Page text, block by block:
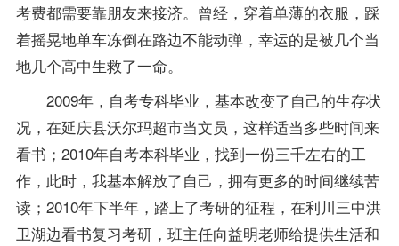
考费都需要靠朋友来接济。曾经，穿着单薄的衣服，踩
着摇晃地单车冻倒在路边不能动弹，幸运的是被几个当
地几个高中生救了一命。
2009年，自考专科毕业，基本改变了自己的生存状
况，在延庆县沃尔玛超市当文员，这样适当多些时间来
看书；2010年自考本科毕业，找到一份三千左右的工
作，此时，我基本解放了自己，拥有更多的时间继续苦
读；2010年下半年，踏上了考研的征程，在利川三中洪
卫湖边看书复习考研，班主任向益明老师给提供生活和